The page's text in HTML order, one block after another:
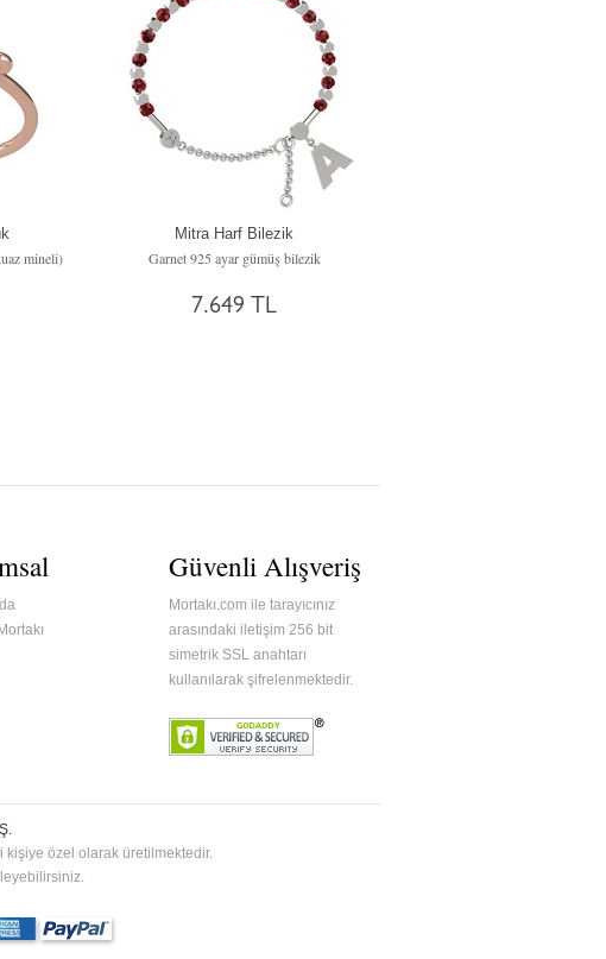
mineli)
Mitra Harf Bilezik
Garnet 925 ayar gümüş bilezik
7.649 TL
Güvenli Alışveriş
Mortakı.com ile tarayıcınız
arasındaki iletişim 256 bit
simetrik SSL anahtarı
kullanılarak şifrelenmektedir.
kişiye özel olarak üretilmektedir.